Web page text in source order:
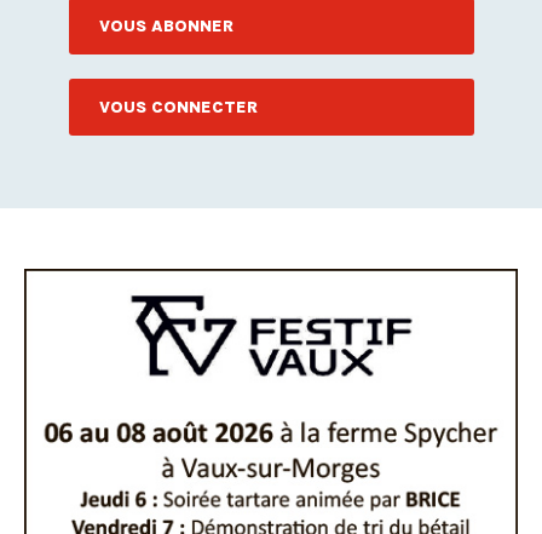
VOUS ABONNER
VOUS CONNECTER